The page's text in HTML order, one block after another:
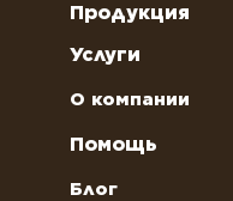
Продукция
Кофе
Чай
Наполнители для
Кофейное
Услуги
Аренда кофемашин
Ремонт
Обслуживание
О компании
Помощь
Как оформить
Блог